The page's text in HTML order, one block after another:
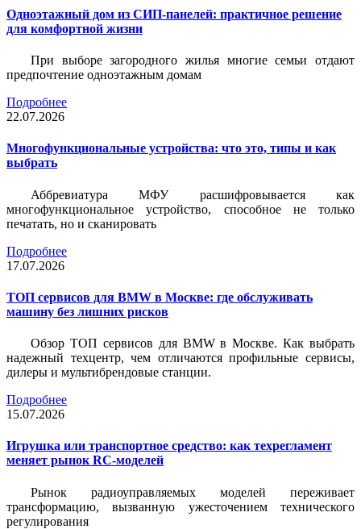
Одноэтажный дом из СИП-панелей: практичное решение
для комфортной жизни
При выборе загородного жилья многие семьи отдают
предпочтение одноэтажным домам
Подробнее
22.07.2026
Многофункциональные устройства: что это, типы и как
выбрать
Аббревиатура МФУ расшифровывается как
многофункциональное устройство, способное не только
печатать, но и сканировать
Подробнее
17.07.2026
ТОП сервисов для BMW в Москве: где обслуживать
машину без лишних рисков
Обзор ТОП сервисов для BMW в Москве. Как выбрать
надежный техцентр, чем отличаются профильные сервисы,
дилеры и мультибрендовые станции.
Подробнее
15.07.2026
Игрушка или транспортное средство: как техрегламент
меняет рынок RC-моделей
Рынок радиоуправляемых моделей переживает
трансформацию, вызванную ужесточением технического
регулирования